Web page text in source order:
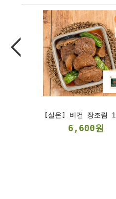
[실온] 비건 장조림 180g